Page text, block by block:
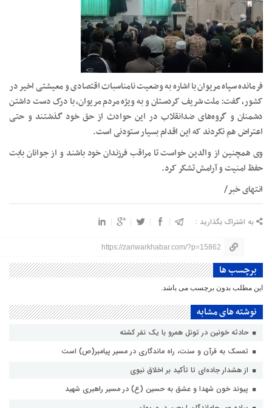
فرمانده سپاه مریوان با اشاره به وضعیت نامناسبات اقتصادی و معیشتی اخیر در
کشور، گفت: ملت شریف کردستان و به ویژه مردم مریوان، با درک دست داشتن
دشمنان و گروه‌های ضدانقلاب در این حوادث از حق خود گذشتند و حتی
اعتراض هم نکردند که این اقدام بسیار ستودنی است.
وی همچنین از والدین خواست تا مراقب فرزندان خود باشند و از جوانان بابت
حفظ امنیت و آرامش تشکر کرد.
انتهای خبر/
به اشتراک بگذارید :
https://zariwarkhabar.com/?p=15862
برچسب ها
این مطلب بدون برچسب می باشد.
نوشته های مشابه
حادثه خونین در تونل همرو با یک نفر کشته
تمسک به قرآن و سنت، راه ماندگاری در مسیر پیامبر(ص) است
از هشدار جاده‌ای تا تأکید بر اخلاق نبوی
پیوند خون شهدا و عشق به حسین (ع) در مسیر راهبری شهید